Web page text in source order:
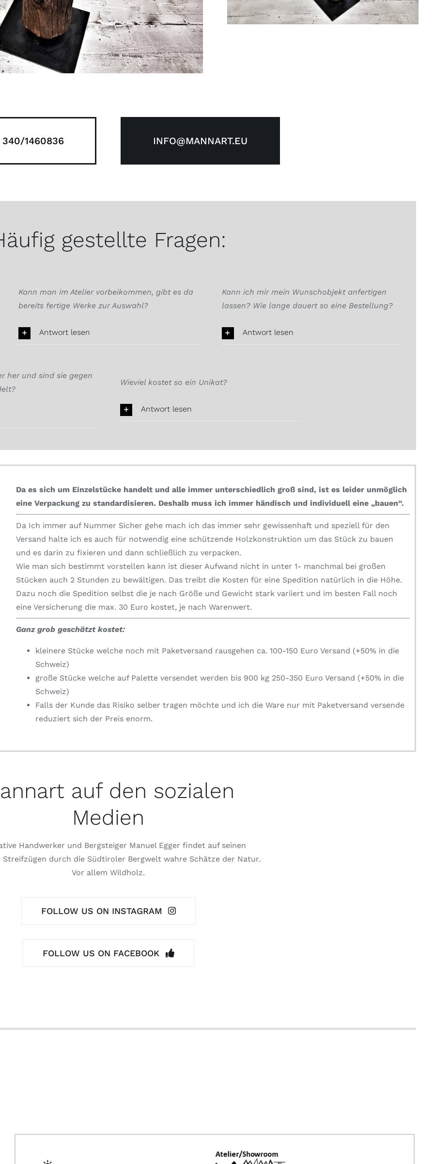
1460836 INFO@MANNART.EU
gestellte Fragen:
Kann man im Atelier vorbeikommen, gibt es da
bereits fertige Werke zur Auswahl?
Antwort lesen
Kann ich mir mein Wunschobjekt anfertigen
lassen? Wie lange dauert so eine Bestellung?
Antwort lesen
her und sind sie gegen
Wieviel kostet so ein Unikat?
Antwort lesen
Da es sich um Einzelstücke handelt und alle immer unterschiedlich groß sind, ist es leider unmöglich
eine Verpackung zu standardisieren. Deshalb muss ich immer händisch und individuell eine „bauen“.
Da Ich immer auf Nummer Sicher gehe mach ich das immer sehr gewissenhaft und speziell für den
Versand halte ich es auch für notwendig eine schützende Holzkonstruktion um das Stück zu bauen
und es darin zu fixieren und dann schließlich zu verpacken.
Wie man sich bestimmt vorstellen kann ist dieser Aufwand nicht in unter 1- manchmal bei großen
Stücken auch 2 Stunden zu bewältigen. Das treibt die Kosten für eine Spedition natürlich in die Höhe.
Dazu noch die Spedition selbst die je nach Größe und Gewicht stark variiert und im besten Fall noch
eine Versicherung die max. 30 Euro kostet, je nach Warenwert.
Ganz grob geschätzt kostet:
kleinere Stücke welche noch mit Paketversand rausgehen ca. 100-150 Euro Versand (+50% in die
Schweiz)
große Stücke welche auf Palette versendet werden bis 900 kg 250-350 Euro Versand (+50% in die
Schweiz)
Falls der Kunde das Risiko selber tragen möchte und ich die Ware nur mit Paketversand versende
reduziert sich der Preis enorm.
auf den sozialen
Medien
Handwerker und Bergsteiger Manuel Egger findet auf seinen
Streifzügen durch die Südtiroler Bergwelt wahre Schätze der Natur.
Vor allem Wildholz.
FOLLOW US ON INSTAGRAM
FOLLOW US ON FACEBOOK